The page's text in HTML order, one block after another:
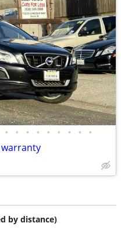
• • • • • • • • •
warranty
by distance)